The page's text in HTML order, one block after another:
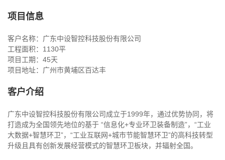
项目信息
客户名称：广东中设智控科技股份有限公司
工程面积：1130平
项目工期：45天
项目地址：广州市黄埔区百达丰
客户介绍
广东中设智控科技股份有限公司成立于1999年，通过优势协同，将
打造成为全国领先地位的基于 “信息化+专业环卫装备制造”，“工业
大数据+智慧环卫”，“工业互联网+城市节能智慧环卫”的高科技转型
升级且具有创新发展经营模式的智慧环卫板块，并辐射全国。